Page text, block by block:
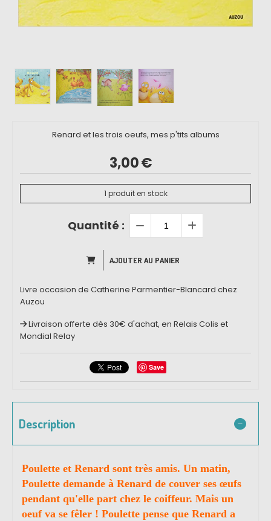
Renard et les trois oeufs, mes p'tits albums
3,00€
1 produit en stock
Quantité :
AJOUTER AU PANIER
Livre occasion de Catherine Parmentier-Blancard chez
Auzou
Livraison offerte dès 30€ d'achat, en Relais Colis et
Mondial Relay
Save
Description
Poulette et Renard sont très amis. Un matin,
Poulette demande à Renard de couver ses œufs
pendant qu'elle part chez le coiffeur. Mais un
oeuf va se fêler ! Poulette pense que Renard a